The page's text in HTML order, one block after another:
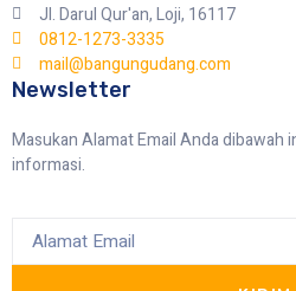
Jl. Darul Qur'an, Loji, 16117
0812-1273-3335
mail@bangungudang.com
Newsletter
Masukan Alamat Email Anda dibawah
informasi.